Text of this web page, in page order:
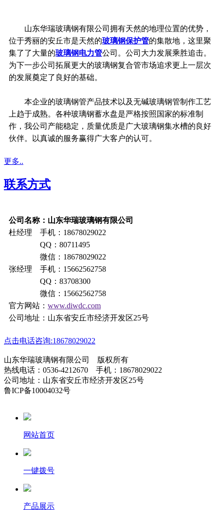
山东华瑞玻璃钢有限公司拥有天然的地理位置的优势，
位于秀丽的安丘市是天然的玻璃钢保护管的集散地，这里聚
集了了大量的玻璃钢电力管公司。公司大力发展乘胜追击。
为下一步公司拓展更大的玻璃钢复合管市场追求更上一层次
的发展奠定了良好的基础。
本企业的玻璃钢管产品技术以及无碱玻璃钢管制作工艺
上趋于成熟。各种玻璃钢蓄水盘是严格按照国家的标准制
作，我公司产能稳定，质量优质是广大玻璃钢集水槽的良好
伙伴。以真诚的服务赢得广大客户的认可。
更多..
联系方式
公司名称：山东华瑞玻璃钢有限公司
杜经理 手机：18678029022
QQ：80711495
微信：18678029022
张经理 手机：15662562758
QQ：83708300
微信：15662562758
官方网站： www.diwdc.com
公司地址：山东省安丘市经济开发区25号
点击电话咨询:18678029022
山东华瑞玻璃钢有限公司 版权所有
热线电话：0536-4212670 手机：18678029022
公司地址：山东省安丘市经济开发区25号
鲁ICP备10004032号
网站首页
一键拨号
产品展示